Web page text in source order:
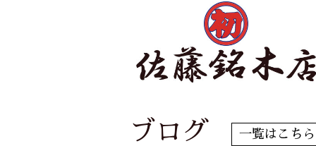
ブログ 一覧はこちら